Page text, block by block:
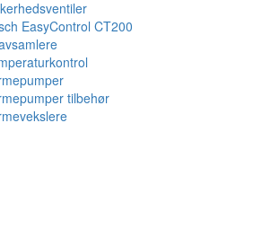
EasyControl CT200
tilbehør